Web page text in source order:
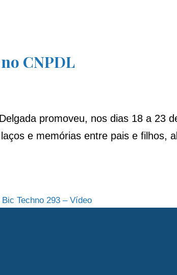
CNPDL
promoveu, nos dias 18 a 23
e memórias entre pais e filhos,
Techno 293 – Vídeo